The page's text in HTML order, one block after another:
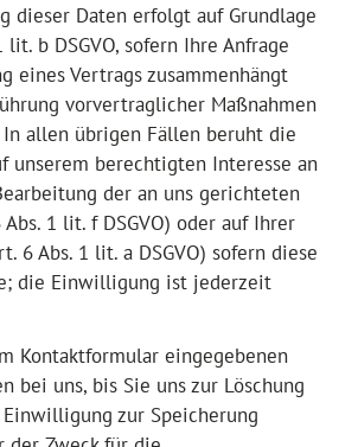
dieser Daten erfolgt auf Grundlage
lit. b DSGVO, sofern Ihre Anfrage
eines Vertrags zusammenhängt
vorvertraglicher Maßnahmen
allen übrigen Fällen beruht die
unserem berechtigten Interesse an
der an uns gerichteten
1 lit. f DSGVO) oder auf Ihrer
6 Abs. 1 lit. a DSGVO) sofern diese
die Einwilligung ist jederzeit
Kontaktformular eingegebenen
bei uns, bis Sie uns zur Löschung
zur Speicherung